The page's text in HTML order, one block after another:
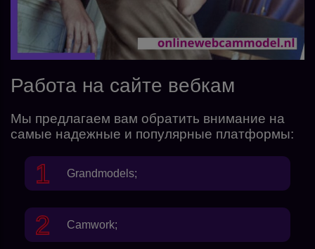
Работа на сайте вебкам
Мы предлагаем вам обратить внимание на
самые надежные и популярные платформы:
Grandmodels;
Camwork;